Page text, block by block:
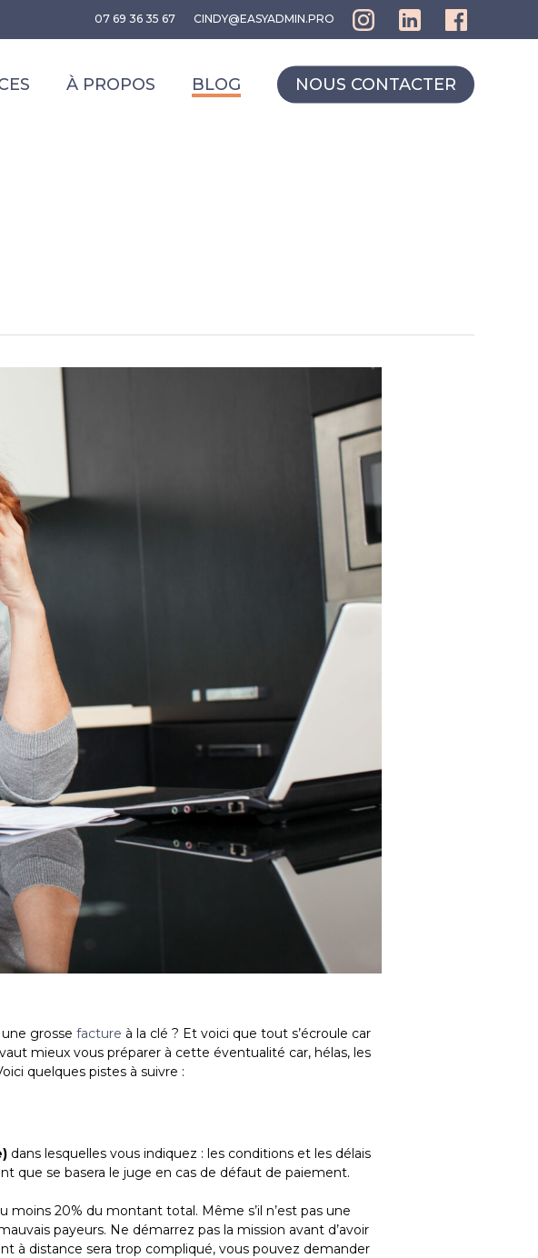
07 69 36 35 67 CINDY@EASYADMIN.PRO
À PROPOS BLOG NOUS CONTACTER
grosse facture à la clé ? Et voici que tout s’écroule car
mieux vous préparer à cette éventualité car, hélas, les
quelques pistes à suivre :
dans lesquelles vous indiquez : les conditions et les délais
que se basera le juge en cas de défaut de paiement.
moins 20% du montant total. Même s’il n’est pas une
payeurs. Ne démarrez pas la mission avant d’avoir
à distance sera trop compliqué, vous pouvez demander